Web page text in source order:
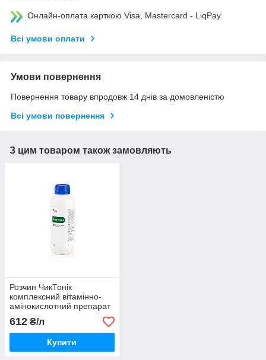
Онлайн-оплата карткою Visa, Mastercard - LiqPay
Всі умови оплати
Умови повернення
Повернення товару впродовж 14 днів за домовленістю
Всі умови повернення
З цим товаром також замовляють
Розчин ЧикТонік
комплексний вітамінно-
амінокислотний препарат
для тварин 1 л Livisto
612 ₴/л
Купити